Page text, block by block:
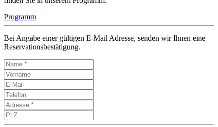
Programm
Bei Angabe einer gültigen E-Mail Adresse, senden wir Ihnen eine
Reservationsbestätigung.